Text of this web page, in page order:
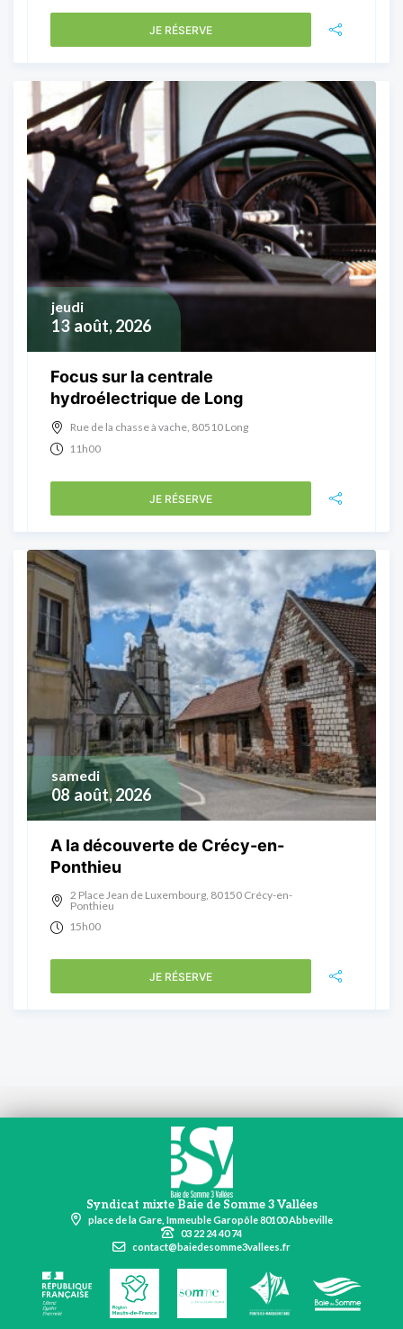
JE RÉSERVE
13 août, 2026
jeudi
Focus sur la centrale
hydroélectrique de Long
Rue de la chasse à vache, 80510 Long
11h00
JE RÉSERVE
08 août, 2026
samedi
A la découverte de Crécy-en-
Ponthieu
2 Place Jean de Luxembourg, 80150 Crécy-en-
Ponthieu
15h00
JE RÉSERVE
Syndicat mixte Baie de Somme 3 Vallées
place de la Gare, Immeuble Garopôle 80100 Abbeville
03 22 24 40 74
contact@baiedesomme3vallees.fr